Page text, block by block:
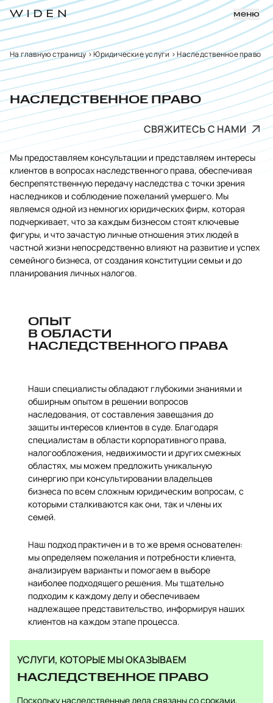
меню
На главную страницу>Юридические услуги >Наследственное право
НАСЛЕДСТВЕННОЕ ПРАВО
СВЯЖИТЕСЬ С НАМИ
Мы предоставляем консультации и представляем интересы
клиентов в вопросах наследственного права, обеспечивая
беспрепятственную передачу наследства с точки зрения
наследников и соблюдение пожеланий умершего. Мы
являемся одной из немногих юридических фирм, которая
подчеркивает, что за каждым бизнесом стоят ключевые
фигуры, и что зачастую личные отношения этих людей в
частной жизни непосредственно влияют на развитие и успех
семейного бизнеса, от создания конституции семьи и до
планирования личных налогов.
ОПЫТ
В ОБЛАСТИ
НАСЛЕДСТВЕННОГО ПРАВА
Наши специалисты обладают глубокими знаниями и
обширным опытом в решении вопросов
наследования, от составления завещания до
защиты интересов клиентов в суде. Благодаря
специалистам в области корпоративного права,
налогообложения, недвижимости и других смежных
областях, мы можем предложить уникальную
синергию при консультировании владельцев
бизнеса по всем сложным юридическим вопросам, с
которыми сталкиваются как они, так и члены их
семей.
Наш подход практичен и в то же время основателен:
мы определяем пожелания и потребности клиента,
анализируем варианты и помогаем в выборе
наиболее подходящего решения. Мы тщательно
подходим к каждому делу и обеспечиваем
надлежащее представительство, информируя наших
клиентов на каждом этапе процесса.
УСЛУГИ, КОТОРЫЕ МЫ ОКАЗЫВАЕМ
НАСЛЕДСТВЕННОЕ ПРАВО
Поскольку наследственные дела связаны со сроками,